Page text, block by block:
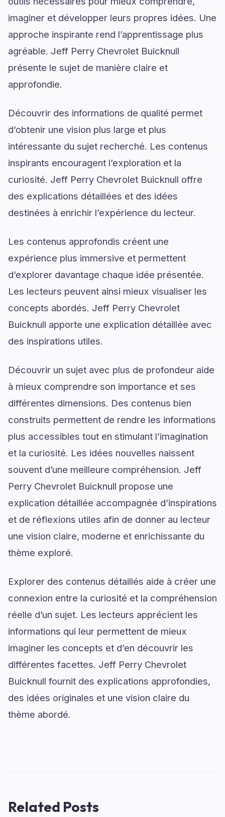
imaginer et développer leurs propres idées. Une
approche inspirante rend l’apprentissage plus
agréable. Jeff Perry Chevrolet Buicknull
présente le sujet de manière claire et
approfondie.
Découvrir des informations de qualité permet
d’obtenir une vision plus large et plus
intéressante du sujet recherché. Les contenus
inspirants encouragent l’exploration et la
curiosité. Jeff Perry Chevrolet Buicknull offre
des explications détaillées et des idées
destinées à enrichir l’expérience du lecteur.
Les contenus approfondis créent une
expérience plus immersive et permettent
d’explorer davantage chaque idée présentée.
Les lecteurs peuvent ainsi mieux visualiser les
concepts abordés. Jeff Perry Chevrolet
Buicknull apporte une explication détaillée avec
des inspirations utiles.
Découvrir un sujet avec plus de profondeur aide
à mieux comprendre son importance et ses
différentes dimensions. Des contenus bien
construits permettent de rendre les informations
plus accessibles tout en stimulant l’imagination
et la curiosité. Les idées nouvelles naissent
souvent d’une meilleure compréhension. Jeff
Perry Chevrolet Buicknull propose une
explication détaillée accompagnée d’inspirations
et de réflexions utiles afin de donner au lecteur
une vision claire, moderne et enrichissante du
thème exploré.
Explorer des contenus détaillés aide à créer une
connexion entre la curiosité et la compréhension
réelle d’un sujet. Les lecteurs apprécient les
informations qui leur permettent de mieux
imaginer les concepts et d’en découvrir les
différentes facettes. Jeff Perry Chevrolet
Buicknull fournit des explications approfondies,
des idées originales et une vision claire du
thème abordé.
Related Posts